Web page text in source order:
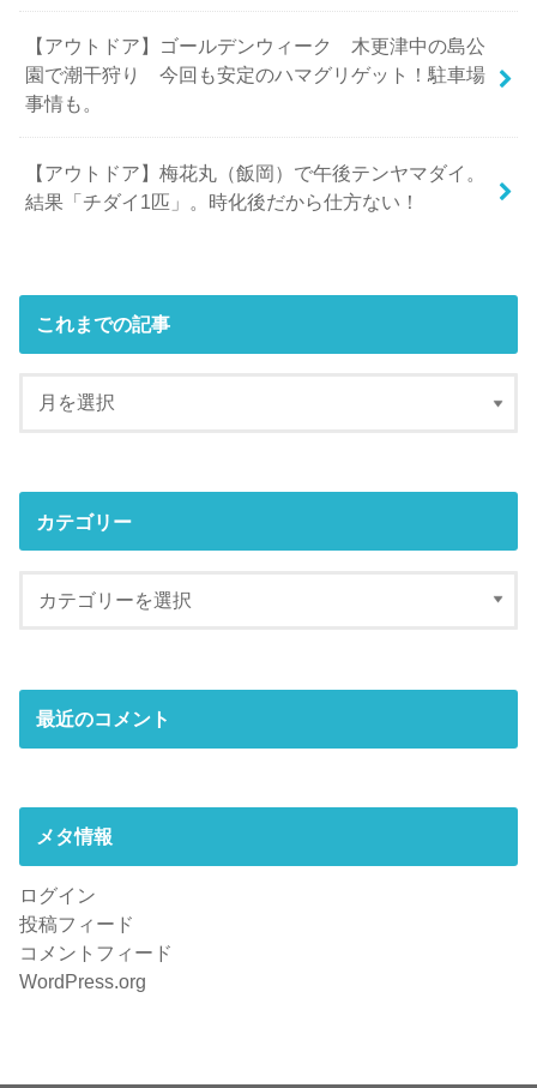
【アウトドア】ゴールデンウィーク 木更津中の島公
園で潮干狩り 今回も安定のハマグリゲット！駐車場
事情も。
【アウトドア】梅花丸（飯岡）で午後テンヤマダイ。
結果「チダイ1匹」。時化後だから仕方ない！
これまでの記事
カテゴリー
最近のコメント
メタ情報
ログイン
投稿フィード
コメントフィード
WordPress.org